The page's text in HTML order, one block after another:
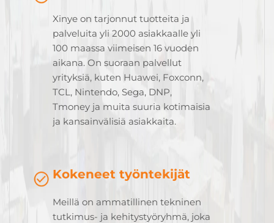
Xinye on tarjonnut tuotteita ja
palveluita yli 2000 asiakkaalle yli
100 maassa viimeisen 16 vuoden
aikana. On suoraan palvellut
yrityksiä, kuten Huawei, Foxconn,
TCL, Nintendo, Sega, DNP,
Tmoney ja muita suuria kotimaisia
ja kansainvälisiä asiakkaita.
Kokeneet työntekijät
Meillä on ammatillinen tekninen
tutkimus- ja kehitystyöryhmä, joka